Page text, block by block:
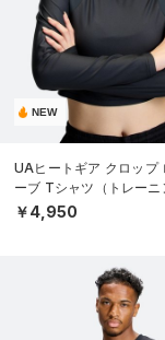
NEW
UAヒートギア クロップ
ーブ Tシャツ（トレーニ
EN）
￥4,950